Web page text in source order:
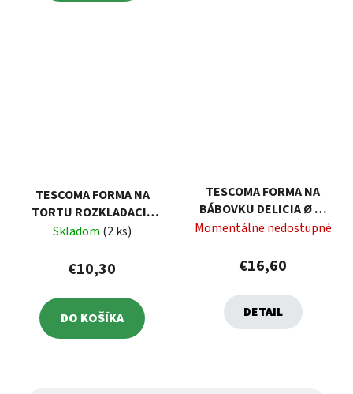
TESCOMA FORMA NA
TORTU ROZKLADACIA
DELÍCIA Ø 12 CM
Skladom (2 ks)
€10,30
DO KOŠÍKA
TESCOMA FORMA NA
BÁBOVKU DELICIA Ø 22
CM
Momentálne nedostupné
€16,60
DETAIL